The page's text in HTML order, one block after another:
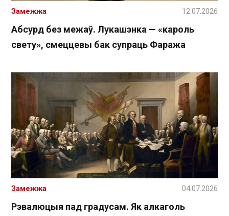
Абсурд без межаў. Лукашэнка — «кароль
свету», смеццевы бак супраць Фаража
Замежжа 12.07.2026
Рэвалюцыя пад градусам. Як алкаголь
Замежжа 04.07.2026